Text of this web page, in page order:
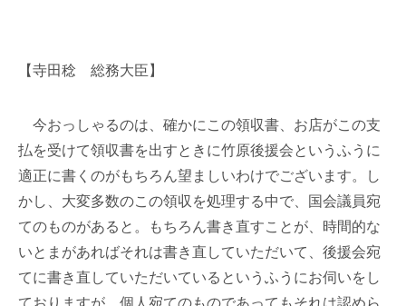
【寺田稔 総務大臣】
今おっしゃるのは、確かにこの領収書、お店がこの支
払を受けて領収書を出すときに竹原後援会というふうに
適正に書くのがもちろん望ましいわけでございます。し
かし、大変多数のこの領収を処理する中で、国会議員宛
てのものがあると。もちろん書き直すことが、時間的な
いとまがあればそれは書き直していただいて、後援会宛
てに書き直していただいているというふうにお伺いをし
ておりますが、個人宛てのものであってもそれは認めら